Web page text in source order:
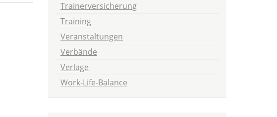
Trainerversicherung
Training
Veranstaltungen
Verbände
Verlage
Work-Life-Balance